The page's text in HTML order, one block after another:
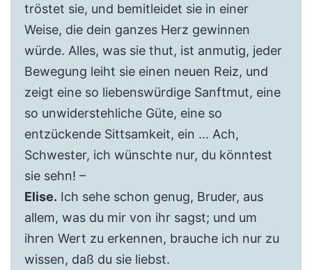
tröstet sie, und bemitleidet sie in einer
Weise, die dein ganzes Herz gewinnen
würde. Alles, was sie thut, ist anmutig, jeder
Bewegung leiht sie einen neuen Reiz, und
zeigt eine so liebenswürdige Sanftmut, eine
so unwiderstehliche Güte, eine so
entzückende Sittsamkeit, ein … Ach,
Schwester, ich wünschte nur, du könntest
sie sehn! –
Elise. Ich sehe schon genug, Bruder, aus
allem, was du mir von ihr sagst; und um
ihren Wert zu erkennen, brauche ich nur zu
wissen, daß du sie liebst.